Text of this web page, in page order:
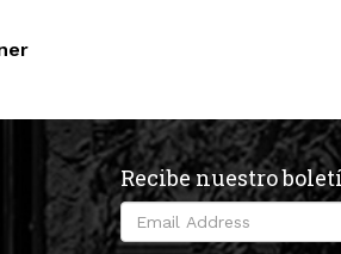
Recibe nuestro